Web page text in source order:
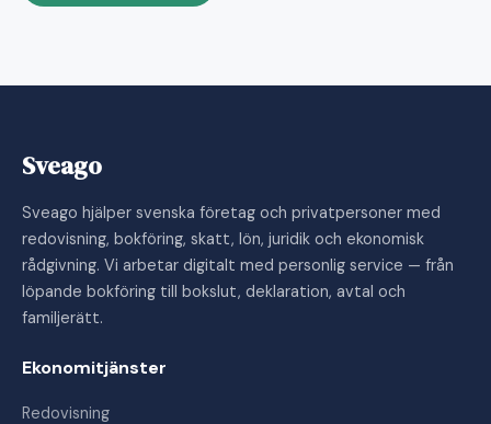
Sveago
Sveago hjälper svenska företag och privatpersoner med
redovisning, bokföring, skatt, lön, juridik och ekonomisk
rådgivning. Vi arbetar digitalt med personlig service — från
löpande bokföring till bokslut, deklaration, avtal och
familjerätt.
Ekonomitjänster
Redovisning